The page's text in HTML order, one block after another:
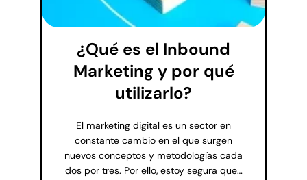
¿Qué es el Inbound
Marketing y por qué
utilizarlo?
El marketing digital es un sector en
constante cambio en el que surgen
nuevos conceptos y metodologías cada
dos por tres. Por ello, estoy segura que…